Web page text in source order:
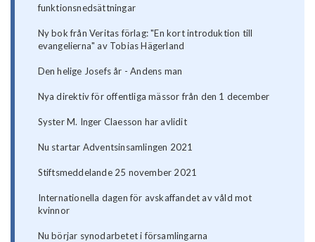
funktionsnedsättningar
Ny bok från Veritas förlag: "En kort introduktion till
evangelierna" av Tobias Hägerland
Den helige Josefs år - Andens man
Nya direktiv för offentliga mässor från den 1 december
Syster M. Inger Claesson har avlidit
Nu startar Adventsinsamlingen 2021
Stiftsmeddelande 25 november 2021
Internationella dagen för avskaffandet av våld mot
kvinnor
Nu börjar synodarbetet i församlingarna